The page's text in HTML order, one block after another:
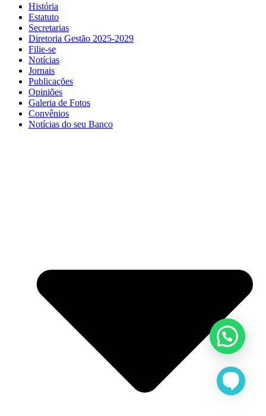
História
Estatuto
Secretarias
Diretoria Gestão 2025-2029
Filie-se
Notícias
Jornais
Publicações
Opiniões
Galeria de Fotos
Convênios
Notícias do seu Banco